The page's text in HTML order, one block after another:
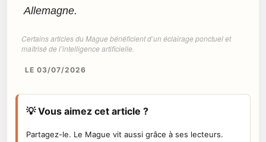
Allemagne.
Certains articles du Mague bénéficient d’un éclairage ponctuel et
maîtrisé de l’intelligence artificielle.
LE 03/07/2026
💡 Vous aimez cet article ?
Partagez-le. Le Mague vit aussi grâce à ses lecteurs.